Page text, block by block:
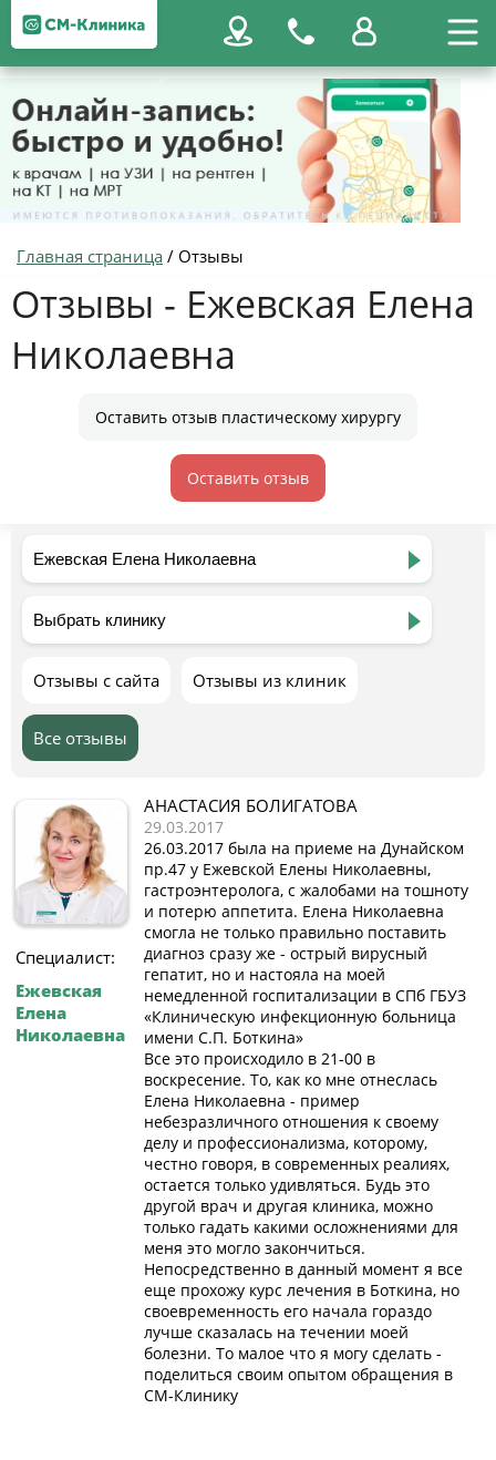
Главная страница / Отзывы
Отзывы - Ежевская Елена
Николаевна
Оставить отзыв пластическому хирургу
Оставить отзыв
Отзывы с сайта Отзывы из клиник
Все отзывы
Специалист:
Ежевская
Елена
Николаевна
АНАСТАСИЯ БОЛИГАТОВА
29.03.2017
26.03.2017 была на приеме на Дунайском
пр.47 у Ежевской Елены Николаевны,
гастроэнтеролога, с жалобами на тошноту
и потерю аппетита. Елена Николаевна
смогла не только правильно поставить
диагноз сразу же - острый вирусный
гепатит, но и настояла на моей
немедленной госпитализации в СПб ГБУЗ
«Клиническую инфекционную больница
имени С.П. Боткина»
Все это происходило в 21-00 в
воскресение. То, как ко мне отнеслась
Елена Николаевна - пример
небезразличного отношения к своему
делу и профессионализма, которому,
честно говоря, в современных реалиях,
остается только удивляться. Будь это
другой врач и другая клиника, можно
только гадать какими осложнениями для
меня это могло закончиться.
Непосредственно в данный момент я все
еще прохожу курс лечения в Боткина, но
своевременность его начала гораздо
лучше сказалась на течении моей
болезни. То малое что я могу сделать -
поделиться своим опытом обращения в
СМ-Клинику